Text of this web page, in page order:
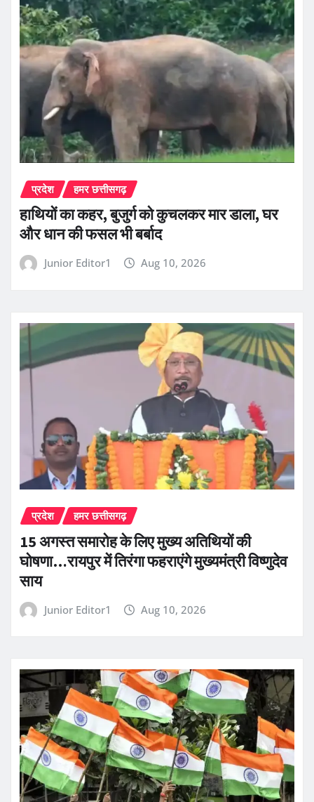
प्रदेश हमर छत्तीसगढ़
हाथियों का कहर, बुजुर्ग को कुचलकर मार डाला, घर
और धान की फसल भी बर्बाद
Junior Editor1 Aug 10, 2026
प्रदेश हमर छत्तीसगढ़
15 अगस्त समारोह के लिए मुख्य अतिथियों की
घोषणा…रायपुर में तिरंगा फहराएंगे मुख्यमंत्री विष्णुदेव
साय
Junior Editor1 Aug 10, 2026